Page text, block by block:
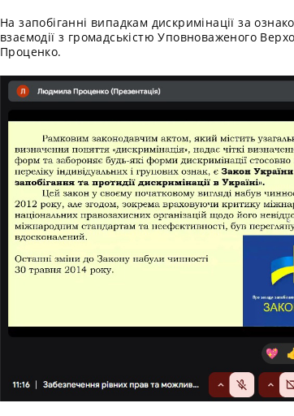
На запобіганні випадкам дискримінації за
взаємодії з громадськістю Уповноваженого
Проценко.